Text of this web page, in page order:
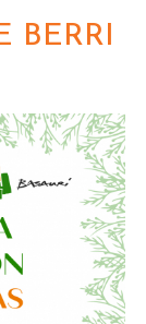
BERRI